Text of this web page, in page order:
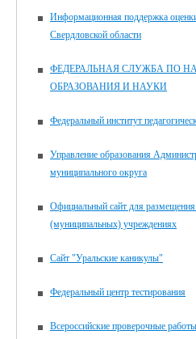
Информационная поддержка
Свердловской области
ФЕДЕРАЛЬНАЯ СЛУЖБА ПО
ОБРАЗОВАНИЯ И НАУКИ
Федеральный институт
Управление образования
муниципального округа
Официальный сайт для
(муниципальных) учреждениях
Сайт "Уральские каникулы"
Федеральный центр тестирования
Всероссийские проверочные